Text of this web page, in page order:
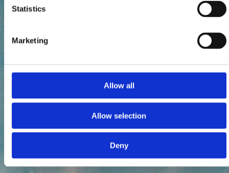
Statistics
Marketing
Allow all
Allow selection
Deny